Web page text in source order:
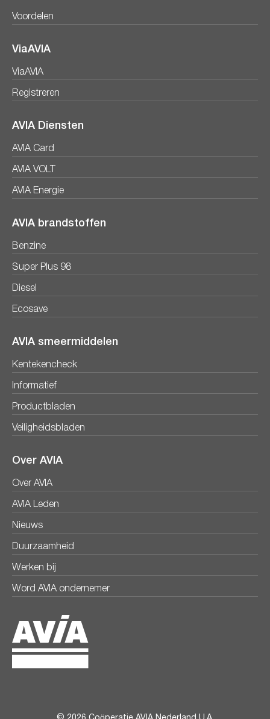
Voordelen
ViaAVIA
ViaAVIA
Registreren
AVIA Diensten
AVIA Card
AVIA VOLT
AVIA Energie
AVIA brandstoffen
Benzine
Super Plus 98
Diesel
Ecosave
AVIA smeermiddelen
Kentekencheck
Informatief
Productbladen
Veiligheidsbladen
Over AVIA
Over AVIA
AVIA Leden
Nieuws
Duurzaamheid
Werken bij
Word AVIA ondernemer